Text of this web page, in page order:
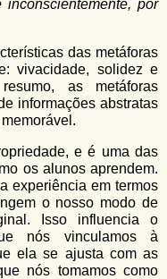
inconscientemente, por
das metáforas
vivacidade, solidez e
as metáforas
informações abstratas
e é uma das
os alunos aprendem.
experiência em termos
o nosso modo de
Isso influencia o
nós vinculamos à
ela se ajusta com as
nós tomamos como